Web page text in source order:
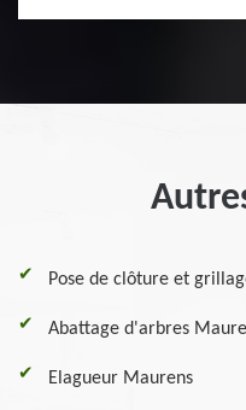
Pose de clôture et
Abattage d'arbres
Elagueur Maurens